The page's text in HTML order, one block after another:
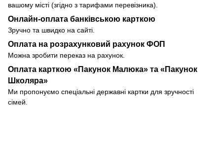
вашому місті (згідно з тарифами перевізника).
Онлайн-оплата банківською карткою
Зручно та швидко на сайті.
Оплата на розрахунковий рахунок ФОП
Можна зробити переказ на рахунок.
Оплата карткою «Пакунок Малюка» та «Пакунок
Школяра»
Ми пропонуємо спеціальні державні картки для зручності
сімей.